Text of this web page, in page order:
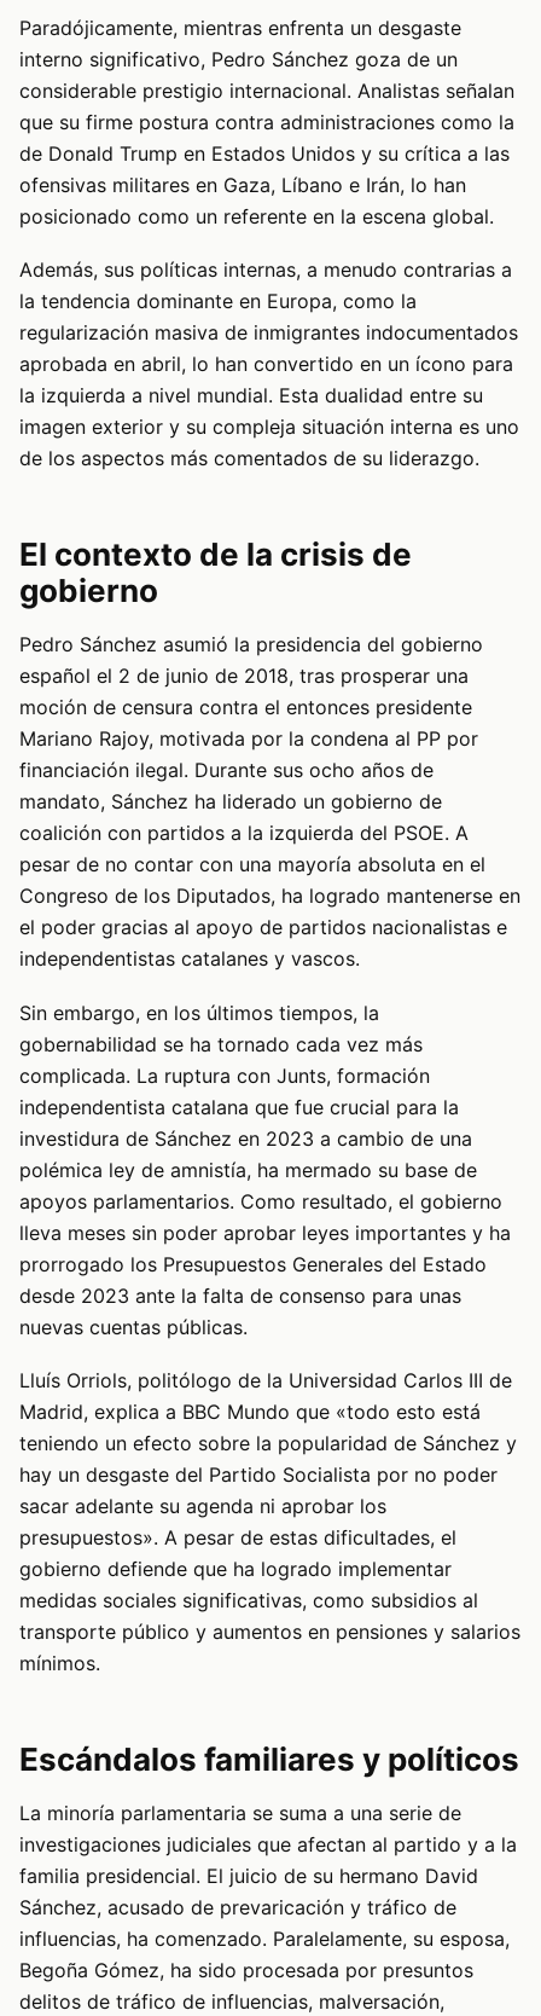
Paradójicamente, mientras enfrenta un desgaste
interno significativo, Pedro Sánchez goza de un
considerable prestigio internacional. Analistas señalan
que su firme postura contra administraciones como la
de Donald Trump en Estados Unidos y su crítica a las
ofensivas militares en Gaza, Líbano e Irán, lo han
posicionado como un referente en la escena global.
Además, sus políticas internas, a menudo contrarias a
la tendencia dominante en Europa, como la
regularización masiva de inmigrantes indocumentados
aprobada en abril, lo han convertido en un ícono para
la izquierda a nivel mundial. Esta dualidad entre su
imagen exterior y su compleja situación interna es uno
de los aspectos más comentados de su liderazgo.
El contexto de la crisis de
gobierno
Pedro Sánchez asumió la presidencia del gobierno
español el 2 de junio de 2018, tras prosperar una
moción de censura contra el entonces presidente
Mariano Rajoy, motivada por la condena al PP por
financiación ilegal. Durante sus ocho años de
mandato, Sánchez ha liderado un gobierno de
coalición con partidos a la izquierda del PSOE. A
pesar de no contar con una mayoría absoluta en el
Congreso de los Diputados, ha logrado mantenerse en
el poder gracias al apoyo de partidos nacionalistas e
independentistas catalanes y vascos.
Sin embargo, en los últimos tiempos, la
gobernabilidad se ha tornado cada vez más
complicada. La ruptura con Junts, formación
independentista catalana que fue crucial para la
investidura de Sánchez en 2023 a cambio de una
polémica ley de amnistía, ha mermado su base de
apoyos parlamentarios. Como resultado, el gobierno
lleva meses sin poder aprobar leyes importantes y ha
prorrogado los Presupuestos Generales del Estado
desde 2023 ante la falta de consenso para unas
nuevas cuentas públicas.
Lluís Orriols, politólogo de la Universidad Carlos III de
Madrid, explica a BBC Mundo que «todo esto está
teniendo un efecto sobre la popularidad de Sánchez y
hay un desgaste del Partido Socialista por no poder
sacar adelante su agenda ni aprobar los
presupuestos». A pesar de estas dificultades, el
gobierno defiende que ha logrado implementar
medidas sociales significativas, como subsidios al
transporte público y aumentos en pensiones y salarios
mínimos.
Escándalos familiares y políticos
La minoría parlamentaria se suma a una serie de
investigaciones judiciales que afectan al partido y a la
familia presidencial. El juicio de su hermano David
Sánchez, acusado de prevaricación y tráfico de
influencias, ha comenzado. Paralelamente, su esposa,
Begoña Gómez, ha sido procesada por presuntos
delitos de tráfico de influencias, malversación,